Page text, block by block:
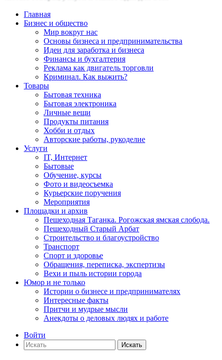
Главная
Бизнес и общество
Мир вокруг нас
Основы бизнеса и предпринимательства
Идеи для заработка и бизнеса
Финансы и бухгалтерия
Реклама как двигатель торговли
Криминал. Как выжить?
Товары
Бытовая техника
Бытовая электроника
Личные вещи
Продукты питания
Хобби и отдых
Авторские работы, рукоделие
Услуги
IT, Интернет
Бытовые
Обучение, курсы
Фото и видеосъемка
Курьерские поручения
Мероприятия
Площадки и архив
Пешеходная Таганка. Рогожская ямская слобода.
Пешеходный Старый Арбат
Строительство и благоустройство
Транспорт
Спорт и здоровье
Обращения, переписка, экспертизы
Вехи и пыль истории города
Юмор и не только
Истории о бизнесе и предпринимателях
Интересные факты
Притчи и мудрые мысли
Анекдоты о деловых людях и работе
Войти
Искать